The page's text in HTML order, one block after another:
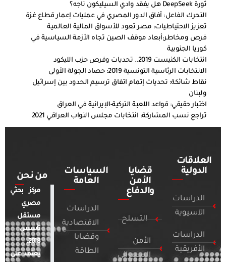
ثورة DeepSeek هل يفقد وادي السيليكون تاجه؟
التحرك الفاعل: آفاق الدور المصري في عمليات إعمار قطاع غزة
تعزيز الاحتياطيات: مصر تعود للأسواق المالية العالمية
فرص ومخاطر:أبعاد موقف الصين تجاه الأزمة السياسية في
كوريا الجنوبية
انتخابات الكنيست 2019.. تحديات وفرص حزب الليكود
الانتخابات الرئاسية التونسية 2019: حصاد الجولة الأولى
نقاط شائكة: تحديات إتمام اتفاق ترسيم الحدود بين إسرائيل
ولبنان
اختبار حقيقي: قواعد اللعبة التركية-الإيرانية في العراق
تراجع نسب المشاركة: انتخابات مجلس النواب العراقي 2021
العلاقات
الدولية
الدراسات
الآسيوية
الدراسات
الأفريقية
قضايا
الأمن
والدفاع
التسلح
الأمن
السيبراني
السياسات
العامة
الدراسات
الاقتصادية
وقضايا
الطاقة
من نحن
مركز بحثي
مصري
مستقل
تأسس
2018.
يعتمد على